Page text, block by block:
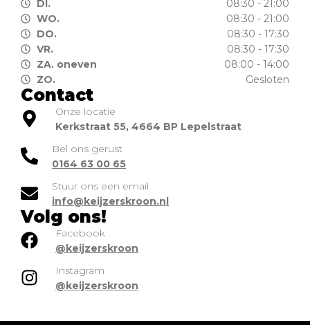
DI.
08:30 - 21:00
WO.
08:30 - 21:00
DO.
08:30 - 17:30
VR.
08:30 - 17:30
ZA. oneven
08:00 - 14:00
ZO.
Gesloten
Contact
Onze locatie
Kerkstraat 55, 4664 BP Lepelstraat
Bel ons gerust
0164 63 00 65
Stuur ons een email
info@keijzerskroon.nl
Volg ons!
Facebook
@keijzerskroon
Instagram
@keijzerskroon